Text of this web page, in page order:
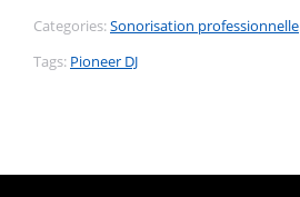
Categories:Sonorisation professionnelle
Tags: Pioneer DJ